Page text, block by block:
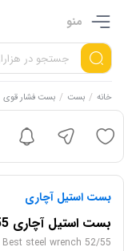
منو
خانه / بست / بست فشار قوی
بست استیل آچاری
بست استیل آچاری 52/55
Best steel wrench 52/55